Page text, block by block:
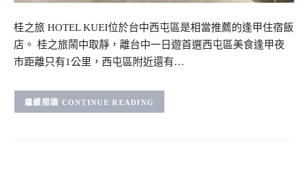
桂之旅 HOTEL KUEI位於台中西屯區是相當推薦的逢甲住宿飯
店。 桂之旅鬧中取靜，離台中一日遊首選西屯區美食逢甲夜
市距離只有1公里，西屯區附近還有…
CONTINUE READING